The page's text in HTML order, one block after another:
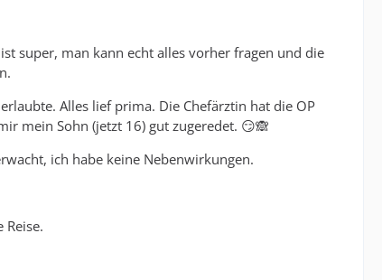
super, man kann echt alles vorher fragen und die
Alles lief prima. Die Chefärztin hat die OP
mein Sohn (jetzt 16) gut zugeredet. 😏🙈
ich habe keine Nebenwirkungen.